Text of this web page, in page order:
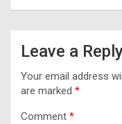
Leave a
Your email address
are marked *
Comment *